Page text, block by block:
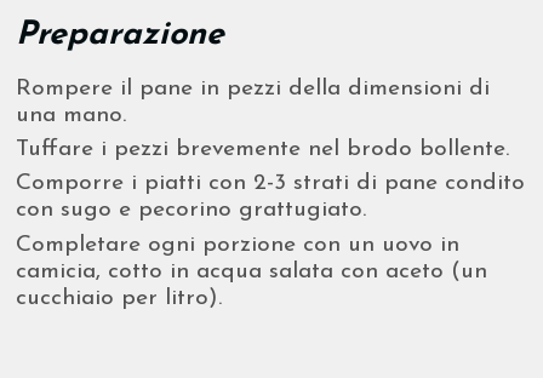
Preparazione
Rompere il pane in pezzi della dimensioni di
una mano.
Tuffare i pezzi brevemente nel brodo bollente.
Comporre i piatti con 2-3 strati di pane condito
con sugo e pecorino grattugiato.
Completare ogni porzione con un uovo in
camicia, cotto in acqua salata con aceto (un
cucchiaio per litro).